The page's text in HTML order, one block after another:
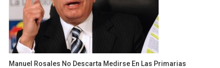
Manuel Rosales No Descarta Medirse En Las Primarias